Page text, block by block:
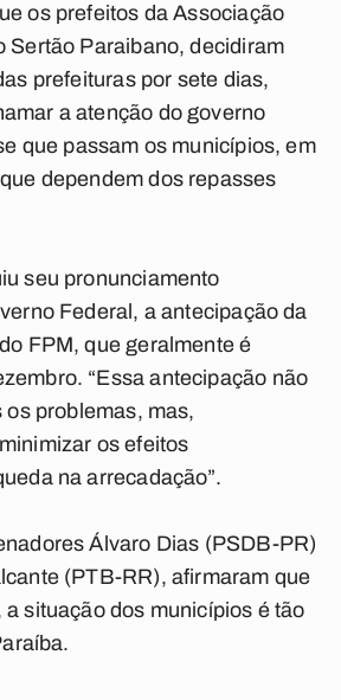
os prefeitos da Associação
Sertão Paraibano, decidiram
prefeituras por sete dias,
a atenção do governo
que passam os municípios, em
dependem dos repasses
seu pronunciamento
Federal, a antecipação da
FPM, que geralmente é
“Essa antecipação não
problemas, mas,
os efeitos
na arrecadação”.
Álvaro Dias (PSDB-PR)
(PTB-RR), afirmaram que
situação dos municípios é tão